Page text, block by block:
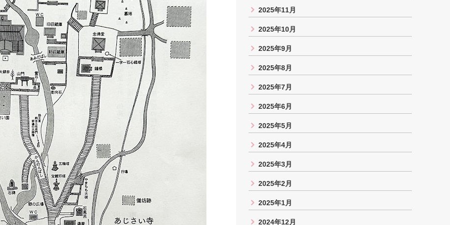
2025年11月
2025年10月
2025年9月
2025年8月
2025年7月
2025年6月
2025年5月
2025年4月
2025年3月
2025年2月
2025年1月
2024年12月